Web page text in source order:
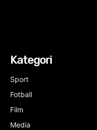
Kategori
Sport
Fotball
Film
Media